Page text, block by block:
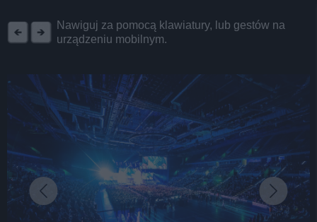
Nawiguj za pomocą klawiatury, lub gestów na
urządzeniu mobilnym.